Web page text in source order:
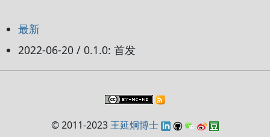
最新
2022-06-20 / 0.1.0: 首发
© 2011-2023 王延炯博士